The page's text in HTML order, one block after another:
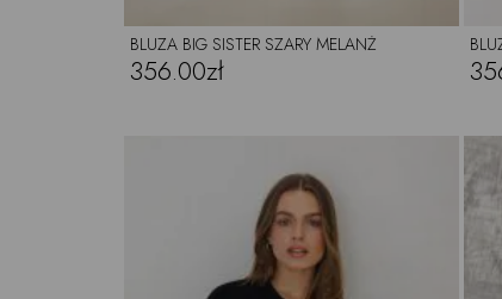
BLUZA BIG SISTER SZARY MELANŻ
356.00zł